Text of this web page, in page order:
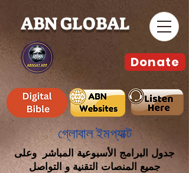
ABN GLOBAL
গ্লোবাল ইমপ্যাক্ট
جدول البرامج الأسبوعية المباشر وعلى
جميع المنصات التقنية و التواصل
Donate